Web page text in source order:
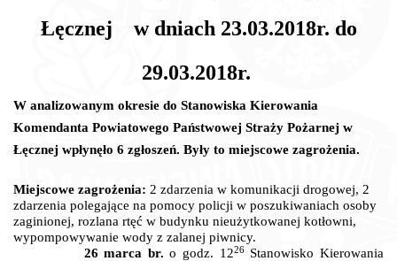
Łęcznej
w dniach 23.03.2018r. do
29.03.2018r.
W analizowanym okresie do Stanowiska Kierowania
Komendanta Powiatowego Państwowej Straży Pożarnej w
Łęcznej wpłynęło 6 zgłoszeń. Były to miejscowe zagrożenia.
Miejscowe zagrożenia: 2 zdarzenia w komunikacji drogowej, 2
zdarzenia polegające na pomocy policji w poszukiwaniach osoby
zaginionej, rozlana rtęć w budynku nieużytkowanej kotłowni,
wypompowywanie wody z zalanej piwnicy.
26 marca br.o godz. 1226Stanowisko Kierowania